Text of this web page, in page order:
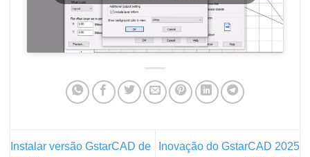
Instalar versão GstarCAD de
Inovação do GstarCAD 2025